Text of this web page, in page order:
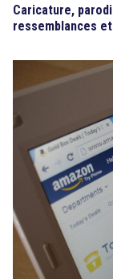
Caricature,
ressemblances